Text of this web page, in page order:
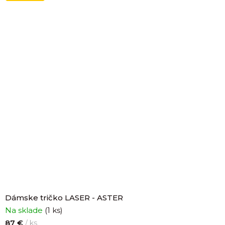
Dámske tričko LASER - ASTER
Na sklade (1 ks)
87 € / ks